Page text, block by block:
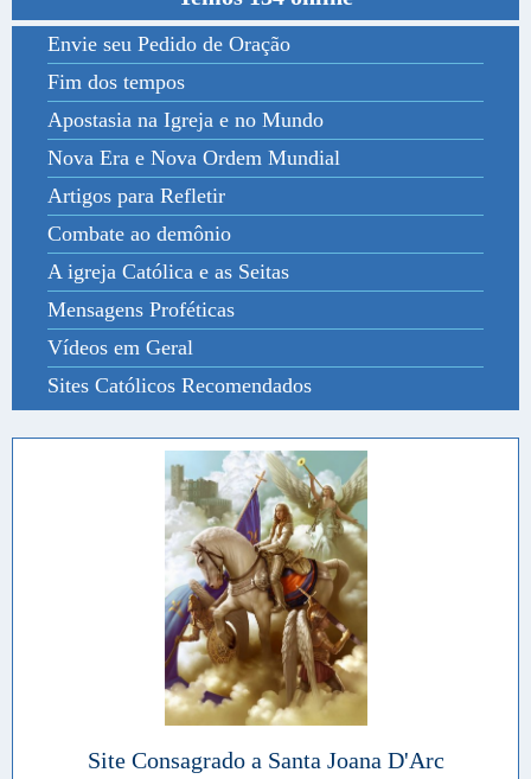
Envie seu Pedido de Oração
Fim dos tempos
Apostasia na Igreja e no Mundo
Nova Era e Nova Ordem Mundial
Artigos para Refletir
Combate ao demônio
A igreja Católica e as Seitas
Mensagens Proféticas
Vídeos em Geral
Sites Católicos Recomendados
Site Consagrado a Santa Joana D'Arc